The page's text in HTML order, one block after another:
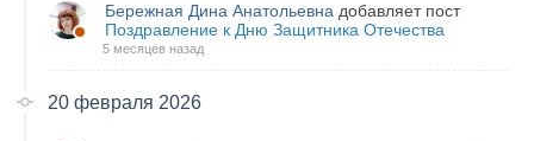
Бережная Дина Анатольевна добавляет пост
Поздравление к Дню Защитника Отечества
5 месяцев назад
20 февраля 2026